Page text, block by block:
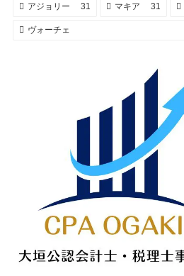
アジョリー 31 マキア 31
ヴォーチェ